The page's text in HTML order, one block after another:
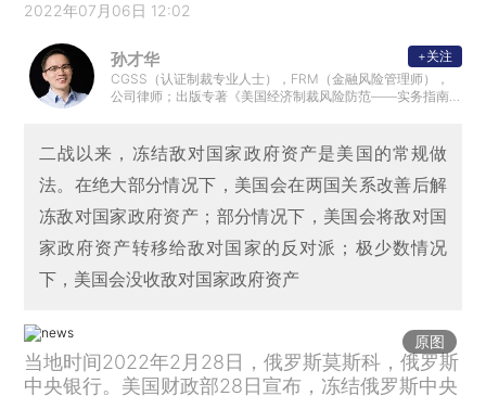
2022年07月06日 12:02
孙才华
CGSS（认证制裁专业人士），FRM（金融风险管理师），
公司律师；出版专著《美国经济制裁风险防范——实务指南
+关注
二战以来，冻结敌对国家政府资产是美国的常规做
法。在绝大部分情况下，美国会在两国关系改善后解
冻敌对国家政府资产；部分情况下，美国会将敌对国
家政府资产转移给敌对国家的反对派；极少数情况
下，美国会没收敌对国家政府资产
原图
当地时间2022年2月28日，俄罗斯莫斯科，俄罗斯
中央银行。美国财政部28日宣布，冻结俄罗斯中央